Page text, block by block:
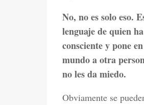
No, no es solo eso.
lenguaje de quien
consciente y pone
mundo a otra
no les da miedo.
Obviamente se